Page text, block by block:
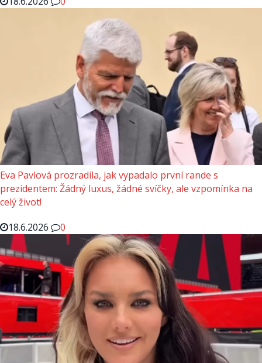
Eva Pavlová prozradila, jak vypadalo první rande s
prezidentem: Žádný luxus, žádné svíčky, ale vzpomínka na
celý život!
18.6.2026
0